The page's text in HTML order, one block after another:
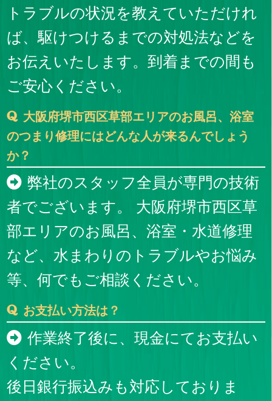
トラブルの状況を教えていただけれ
ば、駆けつけるまでの対処法などを
お伝えいたします。到着までの間も
ご安心ください。
大阪府堺市西区草部エリアのお風呂、浴室
のつまり修理にはどんな人が来るんでしょう
か？
弊社のスタッフ全員が専門の技術
者でございます。 大阪府堺市西区草
部エリアのお風呂、浴室・水道修理
など、水まわりのトラブルやお悩み
等、何でもご相談ください。
お支払い方法は？
作業終了後に、現金にてお支払い
ください。
後日銀行振込みも対応しておりま